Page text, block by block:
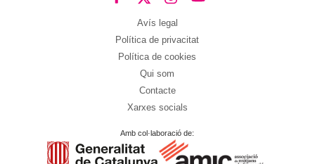
Avís legal
Política de privacitat
Política de cookies
Qui som
Contacte
Xarxes socials
Amb col·laboració de: